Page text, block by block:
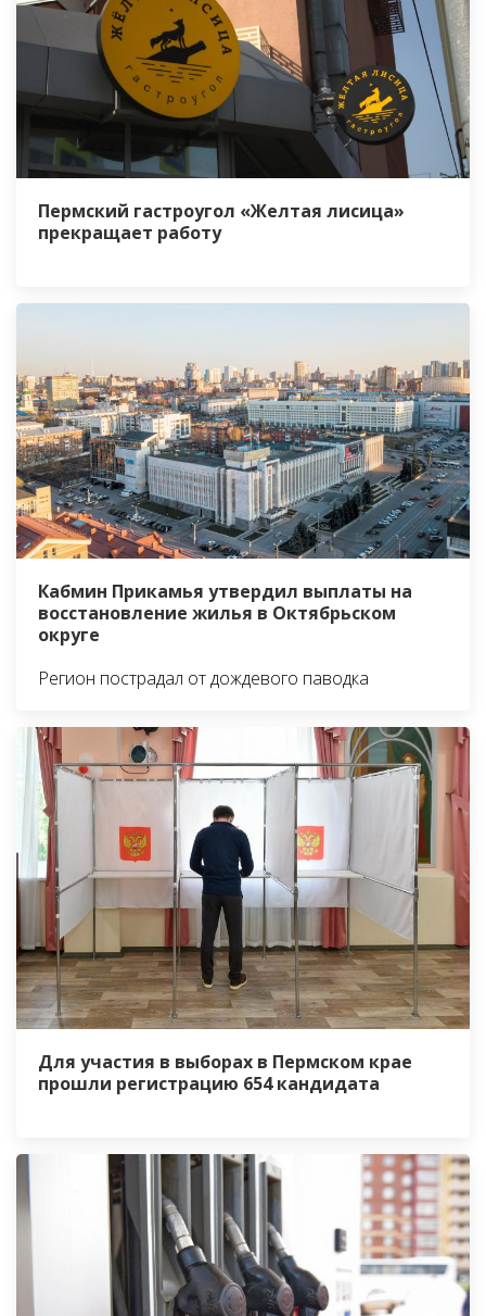
Пермский гастроугол «Желтая лисица»
прекращает работу
Кабмин Прикамья утвердил выплаты на
восстановление жилья в Октябрьском
округе
Регион пострадал от дождевого паводка
Для участия в выборах в Пермском крае
прошли регистрацию 654 кандидата